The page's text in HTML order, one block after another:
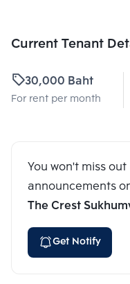
Current Tenant
30,000 Baht
For rent per month
You won't miss
announcements
The Crest
Get Notify